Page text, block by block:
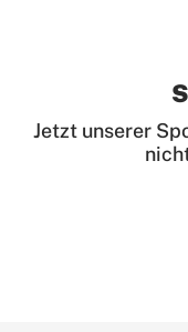
Jetzt unserer